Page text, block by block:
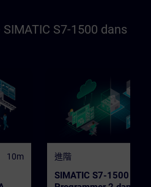
S7-1500 dans
10m 進階
SIMATIC S7-1500